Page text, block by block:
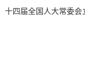
十四届全国人大常委会